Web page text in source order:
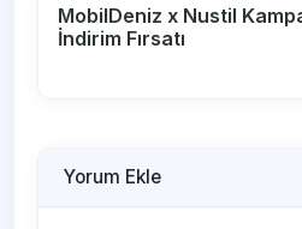
MobilDeniz x Nustil
İndirim Fırsatı
Yorum Ekle